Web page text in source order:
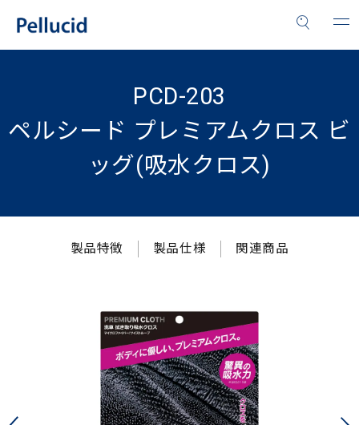
PCD-203
ペルシード プレミアムクロス ビ
ッグ(吸水クロス)
製品特徴 製品仕様 関連商品